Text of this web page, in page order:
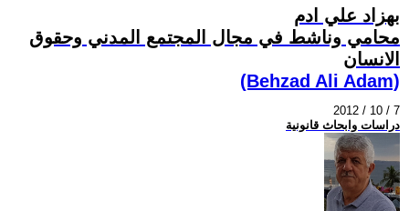
بهزاد علي ادم
محامي وناشط في مجال المجتمع المدني وحقوق
الانسان
(Behzad Ali Adam)
2012 / 10 / 7
دراسات وابحاث قانونية